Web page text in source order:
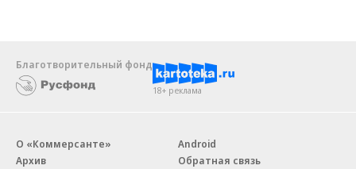
Благотворительный фонд
18+ реклама
О «Коммерсанте»
Архив
Android
Обратная связь